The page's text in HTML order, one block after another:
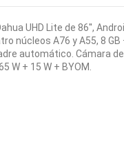
UHD Lite de 86'',
núcleos A76 y A55, 8 GB
automático. Cámara
W + 15 W + BYOM.